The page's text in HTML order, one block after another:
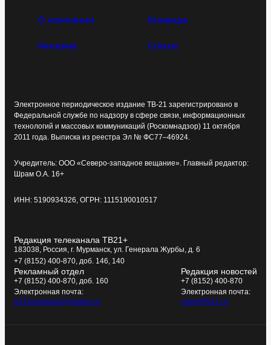
О компании Команда
Реклама Статьи
Электронное периодическое издание ТВ-21 зарегистрировано в
Федеральной службе по надзору в сфере связи, информационных
технологий и массовых коммуникаций (Роскомнадзор) 11 октября
2011 года. Выписка из реестра Эл № ФС77–46924.
Учредитель: ООО «Северо-западное вещание». Главный редактор:
Шрам О.А. 16+
ИНН: 5190934326, ОГРН: 1115190010517
Редакция телеканала ТВ21+
183038, Россия, г. Мурманск, ул. Генерала Журбы, д. 6
+7 (8152) 400-870, доб. 146, 140
Рекламный отдел
+7 (8152) 400-870, доб. 160
Электронная почта:
tv21kompania@yandex.ru
Редакция новостей
+7 (8152) 400-870
Электронная почта:
news@tv21.ru